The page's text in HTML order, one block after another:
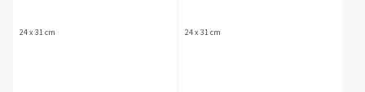
24 x 31 cm 24 x 31 cm